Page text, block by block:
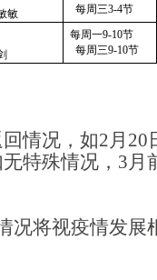
敏
每周三3-4节
每周一9-10节
每周三9-10节
情况，如2月20
特殊情况，3月
况将视疫情发展